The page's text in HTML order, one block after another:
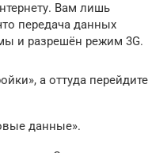
Вам лишь
передача данных
и разрешён режим 3G.
а оттуда перейдите
данные».